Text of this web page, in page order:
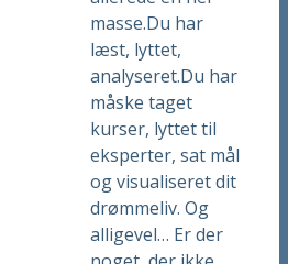
masse.Du har
læst, lyttet,
analyseret.Du har
måske taget
kurser, lyttet til
eksperter, sat mål
og visualiseret dit
drømmeliv. Og
alligevel… Er der